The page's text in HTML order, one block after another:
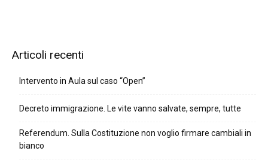
Articoli recenti
Intervento in Aula sul caso “Open”
Decreto immigrazione. Le vite vanno salvate, sempre, tutte
Referendum. Sulla Costituzione non voglio firmare cambiali in
bianco